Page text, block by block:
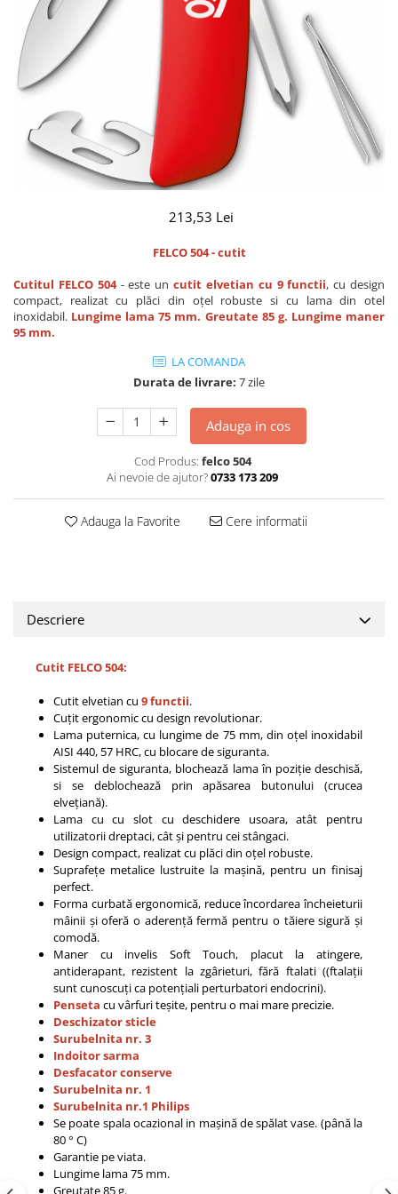
CUTITE PENTRU ALTOIT
CUTITE DE BUZUNAR
FOARFECE ELECTRICE SI ACCESORII
ACCESORII
CLESTI
UNELTE PENTRU GRADINARIT
213,53 Lei
FELCO 504 - cutit
Cutitul FELCO 504 - este un cutit elvetian cu 9 functii, cu design
compact, realizat cu plăci din oțel robuste si cu lama din otel
inoxidabil. Lungime lama 75 mm. Greutate 85 g. Lungime maner
95 mm​.
LA COMANDA
Durata de livrare: 7 zile
Adauga in cos
Cod Produs: felco 504
Ai nevoie de ajutor?0733 173 209
Adauga la Favorite Cere informatii
Descriere
Cutit FELCO 504:
Cutit elvetian cu 9 functii.
Cuțit ergonomic cu design revolutionar.
Lama puternica, cu lungime de 75 mm, din oțel inoxidabil
AISI 440, 57 HRC, cu blocare de siguranta.
Sistemul de siguranta, blochează lama în poziție deschisă,
si se deblochează prin apăsarea butonului (crucea
elvețiană).
Lama cu cu slot cu deschidere usoara, atât pentru
utilizatorii dreptaci, cât și pentru cei stângaci.
Design compact, realizat cu plăci din oțel robuste.
Suprafețe metalice lustruite la mașină, pentru un finisaj
perfect.
Forma curbată ergonomică, reduce încordarea încheieturii
mâinii și oferă o aderență fermă pentru o tăiere sigură și
comodă.
Maner cu invelis Soft Touch, placut la atingere,
antiderapant, rezistent la zgârieturi, fără ftalati ((ftalații
sunt cunoscuți ca potențiali perturbatori endocrini).
Penseta cu vârfuri teșite, pentru o mai mare precizie.
Deschizator sticle
Surubelnita nr. 3
Indoitor sarma
Desfacator conserve
Surubelnita nr. 1
Surubelnita nr.1 Philips
Se poate spala ocazional in mașină de spălat vase. (până la
80 ° C)
Garantie pe viata.
Lungime lama 75 mm.
Greutate 85 g.